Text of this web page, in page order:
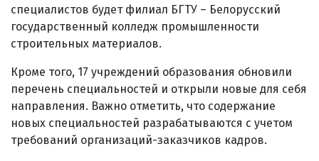
специалистов будет филиал БГТУ – Белорусский
государственный колледж промышленности
строительных материалов.
Кроме того, 17 учреждений образования обновили
перечень специальностей и открыли новые для себя
направления. Важно отметить, что содержание
новых специальностей разрабатываются с учетом
требований организаций-заказчиков кадров.